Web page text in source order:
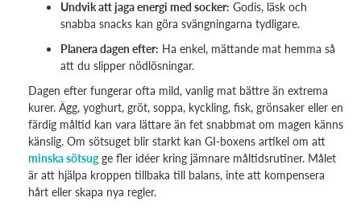
Undvik att jaga energi med socker: Godis, läsk och
snabba snacks kan göra svängningarna tydligare.
Planera dagen efter: Ha enkel, mättande mat hemma så
att du slipper nödlösningar.
Dagen efter fungerar ofta mild, vanlig mat bättre än extrema
kurer. Ägg, yoghurt, gröt, soppa, kyckling, fisk, grönsaker eller en
färdig måltid kan vara lättare än fet snabbmat om magen känns
känslig. Om sötsuget blir starkt kan GI-boxens artikel om att
minska sötsugge fler idéer kring jämnare måltidsrutiner. Målet
är att hjälpa kroppen tillbaka till balans, inte att kompensera
hårt eller skapa nya regler.